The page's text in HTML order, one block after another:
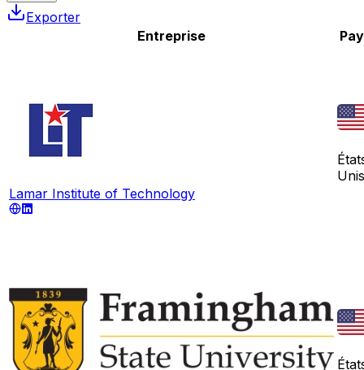
Exporter
Entreprise
Lamar Institute of Technology
Unis